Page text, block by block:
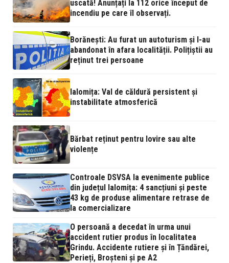
uscată! Anunțați la 112 orice început de
incendiu pe care îl observați.
Borănești: Au furat un autoturism și l-au
abandonat în afara localității. Polițiștii au
reținut trei persoane
Ialomița: Val de căldură persistent și
instabilitate atmosferică
Bărbat reținut pentru lovire sau alte
violențe
Controale DSVSA la evenimente publice
din județul Ialomița: 4 sancțiuni și peste
43 kg de produse alimentare retrase de
la comercializare
O persoană a decedat în urma unui
accident rutier produs în localitatea
Grindu. Accidente rutiere și în Țăndărei,
Perieți, Broșteni și pe A2